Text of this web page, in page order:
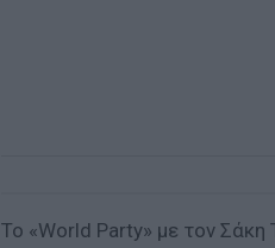
Το «World Party» με τον Σάκη